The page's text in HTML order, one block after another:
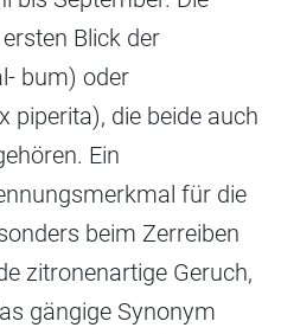
Blick der
bum) oder
piperita), die beide auch
Ein
für die
beim Zerreiben
zitronenartige Geruch,
gängige Synonym